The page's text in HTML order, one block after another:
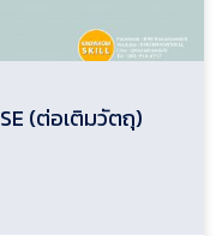
(ต่อเติมวัตถุ)